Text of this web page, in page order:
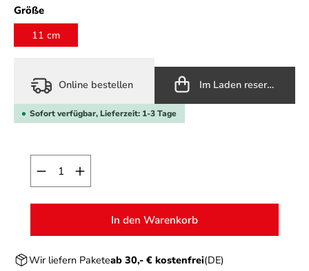
Größeauswählen
11 cm
Online bestellen Im Laden reservieren
Sofort verfügbar, Lieferzeit: 1-3 Tage
Produkt Anzahl: Gib den gewünschten Wert
In den Warenkorb
Wir liefern Paketeab 30,- € kostenfrei(DE)